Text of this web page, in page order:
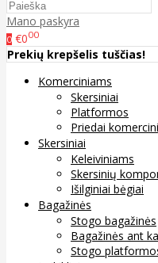
Mano paskyra
0 €000
Prekių krepšelis tuščias!
Komerciniams
Skersiniai
Platformos
Priedai
Skersiniai
Keleiviniams
Skersinių
Išilginiai bėgiai
Bagažinės
Stogo bagažinės
Bagažinės ant
Stogo